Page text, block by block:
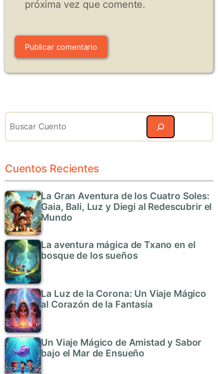
próxima vez que comente.
Cuentos Recientes
La Gran Aventura de los Cuatro Soles:
Gaia, Bali, Luz y Diegi al Redescubrir el
Mundo
La aventura mágica de Txano en el
bosque de los sueños
La Luz de la Corona: Un Viaje Mágico
al Corazón de la Fantasía
Un Viaje Mágico de Amistad y Sabor
bajo el Mar de Ensueño